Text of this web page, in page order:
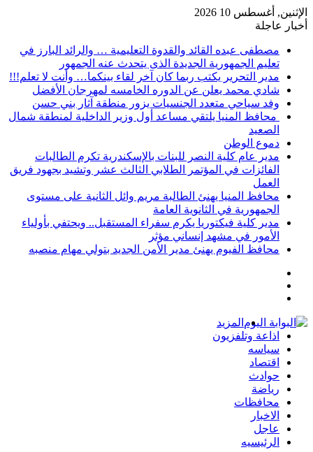
الإثنين, أغسطس 10 2026
أخبار عاجلة
مصطفى عبده القائد والقدوة التعليمية … والرائد البارز في
تعليم الجمهورية الجديدة الذى يتحدث عنه الجمهور
مدير التحرير يكتب ربما كان آخر لقاء بينكما… وأنت لا تعلم!!!
شادي محمد يعلن عن الدوره الخامسه لمهرجان الأفضل
وفد سياحي متعدد الجنسيات يزور منطقة آثار بني حسن
محافظ المنيا يلتقي مساعد أول وزير الداخلية لمنطقة شمال
الصعيد
دموع الوطن
مدير عام كلية النصر للبنات بالإسكندرية تكرم الطالبات
الفائزات في المؤتمر الطلابي الثالث عشر وتشيد بجهود فريق
العمل
محافظ المنيا يهنئ الطالبة مريم وائل الثانية على مستوى
الجمهورية في الثانوية العامة
مدير كلية فيكتوريا يكرم سفراء المستقبل.. ويحتفي بأولياء
الأمور في مشهد إنساني مؤثر
محافظ الفيوم يهنئ مدير الأمن الجديد بتولي مهام منصبه
المزيد
اذاعة وتلفزيون
سياسه
اقتصاد
حوادث
رياضة
محافظات
الاخبار
عاجل
الرئيسيه